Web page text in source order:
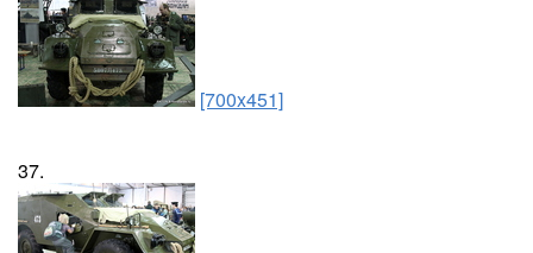
[700x451]
37.